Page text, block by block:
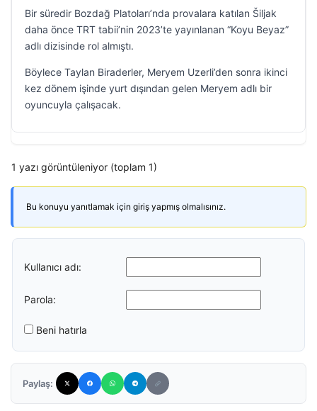
Bir süredir Bozdağ Platoları’nda provalara katılan Šiljak
daha önce TRT tabii’nin 2023’te yayınlanan “Koyu Beyaz”
adlı dizisinde rol almıştı.
Böylece Taylan Biraderler, Meryem Uzerli’den sonra ikinci
kez dönem işinde yurt dışından gelen Meryem adlı bir
oyuncuyla çalışacak.
1 yazı görüntüleniyor (toplam 1)
Bu konuyu yanıtlamak için giriş yapmış olmalısınız.
Kullanıcı adı:
Parola:
Beni hatırla
Paylaş: